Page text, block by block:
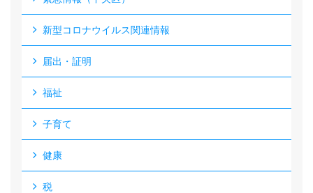
新型コロナウイルス関連情報
届出・証明
福祉
子育て
健康
税